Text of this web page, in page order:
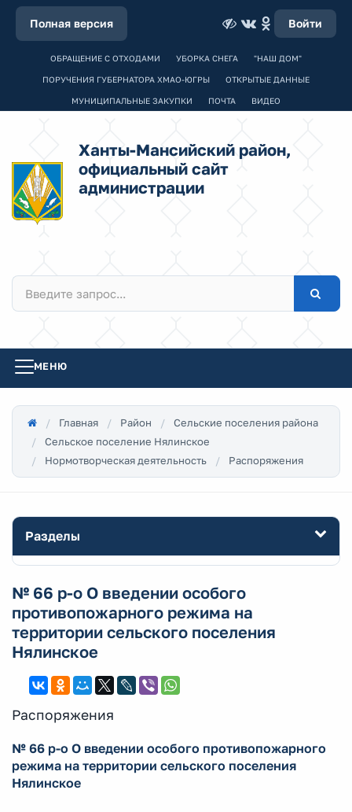
Полная версия Войти
ОБРАЩЕНИЕ С ОТХОДАМИ УБОРКА СНЕГА "НАШ ДОМ"
ПОРУЧЕНИЯ ГУБЕРНАТОРА ХМАО-ЮГРЫ ОТКРЫТЫЕ ДАННЫЕ
МУНИЦИПАЛЬНЫЕ ЗАКУПКИ ПОЧТА ВИДЕО
Ханты-Мансийский район,
официальный сайт
администрации
МЕНЮ
Главная Район
Сельские поселения района
Сельское поселение Нялинское
Нормотворческая деятельность
Распоряжения
Разделы
№ 66 р-о О введении особого
противопожарного режима на
территории сельского поселения
Нялинское
Распоряжения
№ 66 р-о О введении особого противопожарного
режима на территории сельского поселения
Нялинское